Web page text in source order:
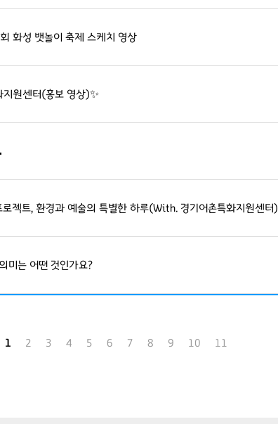
화성 뱃놀이 축제 스케치 영상
원센터(홍보 영상)✨
젝트, 환경과 예술의 특별한 하루(With. 경기어촌특화지원센터)
미는 어떤 것인가요?
1 2 3 4 5 6 7 8 9 10 11